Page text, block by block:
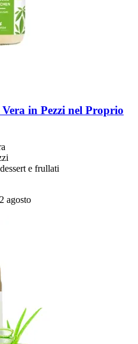
Vera in Pezzi nel Proprio
e frullati
agosto